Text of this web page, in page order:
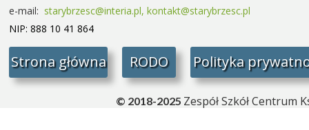
Strona główna Polityka
RODO
e-mail: starybrzesc@interia.pl, kontakt@starybrzesc.pl
NIP: 888 10 41 864
© 2018-2025 Zespół Szkół Centrum